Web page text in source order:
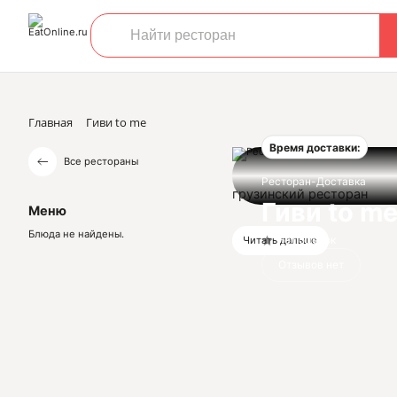
Главная Гиви to me
Все рестораны
Меню
Блюда не найдены.
Время доставки:
Ресторан-Доставка
Гиви to me
Нет оценок
грузинский ресторан
Читать дальше